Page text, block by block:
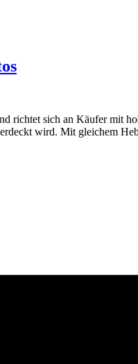
sich an Käufer mit
wird. Mit gleichem